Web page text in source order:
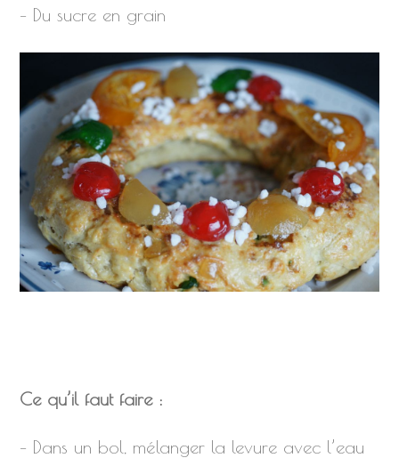
– Du sucre en grain
Ce qu’il faut faire :
– Dans un bol, mélanger la levure avec l’eau